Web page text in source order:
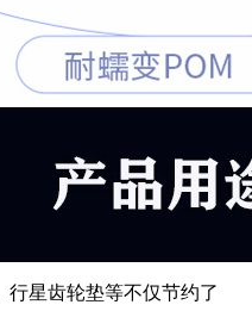
行星齿轮垫等不仅节约了